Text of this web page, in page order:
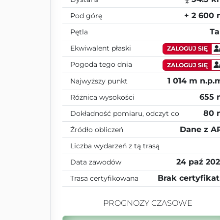
Pod górę + 2 600
Pętla
Ekwiwalent płaski ZALOGUJ SIĘ
Pogoda tego dnia ZALOGUJ SIĘ
Najwyższy punkt 1 014 m
Różnica wysokości 655
Dokładność pomiaru, odczyt co 80
Źródło obliczeń Dane z
Liczba wydarzeń z tą trasą
Data zawodów 24 paź
Trasa certyfikowana Brak
PROGNOZY CZASOWE